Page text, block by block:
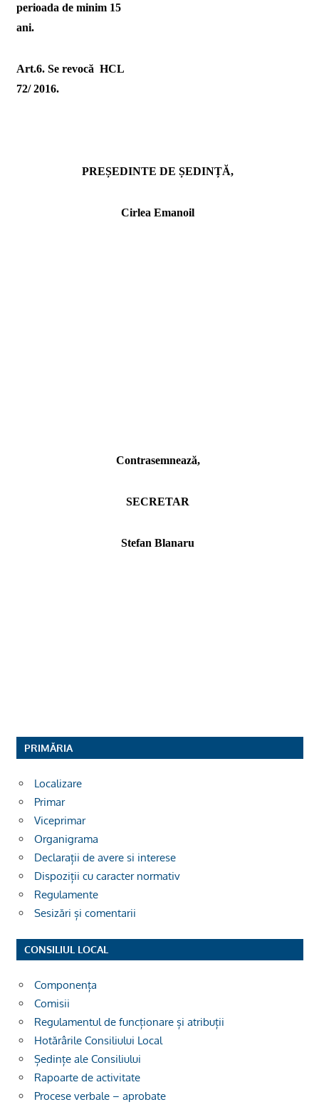
perioada de minim 15
ani.
Art.6. Se revocă HCL
72/ 2016.
PREȘEDINTE DE ȘEDINȚĂ,
Cirlea Emanoil
Contrasemnează,
SECRETAR
Stefan Blanaru
PRIMĂRIA
Localizare
Primar
Viceprimar
Organigrama
Declarații de avere si interese
Dispoziții cu caracter normativ
Regulamente
Sesizări și comentarii
CONSILIUL LOCAL
Componența
Comisii
Regulamentul de funcționare și atribuții
Hotărârile Consiliului Local
Ședințe ale Consiliului
Rapoarte de activitate
Procese verbale – aprobate